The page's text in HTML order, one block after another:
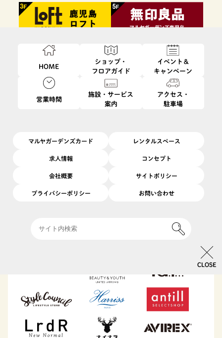
HOME
ショップ・
フロアガイド
イベント＆
キャンペーン
営業時間
施設・サービス
案内
アクセス・
駐車場
マルヤガーデンズカード レンタルスペース
求人情報 コンセプト
会社概要 サイトポリシー
プライバシーポリシー お問い合わせ
CLOSE